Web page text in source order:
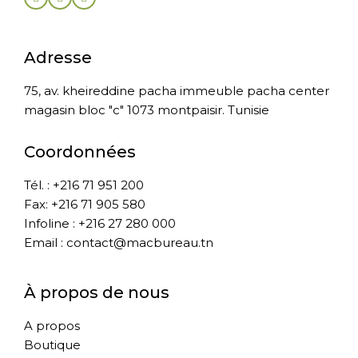
Adresse
75, av. kheireddine pacha immeuble pacha center
magasin bloc "c" 1073 montpaisir. Tunisie
Coordonnées
Tél. : +216 71 951 200
Fax: +216 71 905 580
Infoline : +216 27 280 000
Email : contact@macbureau.tn
À propos de nous
A propos
Boutique